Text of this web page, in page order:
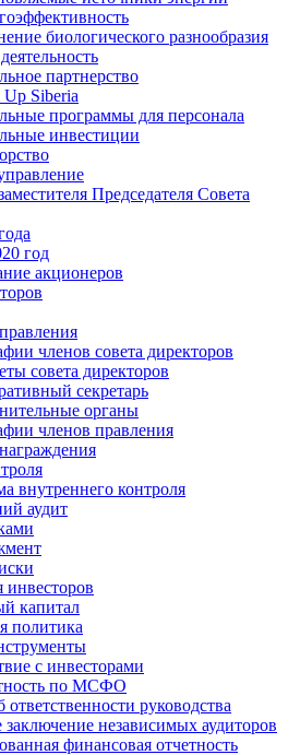
биологического разнообразия
партнерство
Siberia
программы для персонала
инвестиции
Председателя Совета
год
акционеров
членов совета директоров
совета директоров
секретарь
органы
членов правления
внутреннего контроля
аудит
капитал
политика
с инвеcторами
по МСФО
ответственности руководства
заключение независимых аудиторов
финансовая отчетность